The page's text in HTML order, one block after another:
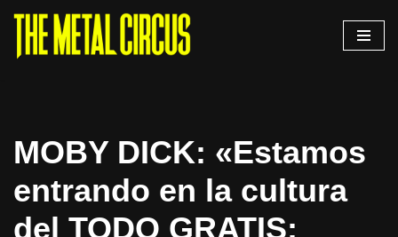
Saltar
MOBY DICK: «Estamos
entrando en la cultura
del TODO GRATIS;